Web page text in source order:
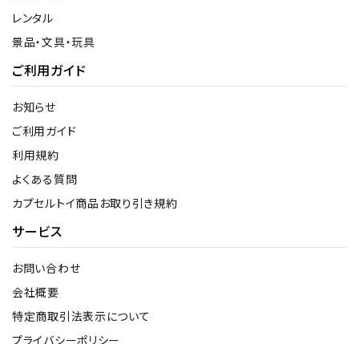
レンタル
景品・文具・玩具
ご利用ガイド
お知らせ
ご利用ガイド
利用規約
よくある質問
カプセルトイ商品お取り引き規約
サービス
お問い合わせ
会社概要
特定商取引法表示について
プライバシーポリシー